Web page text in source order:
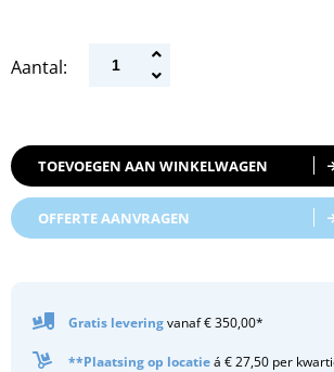
Aantal:
TOEVOEGEN AAN WINKELWAGEN
OFFERTE AANVRAGEN
Gratis leveringvanaf € 350,00*
**Plaatsing op locatieá € 27,50 per